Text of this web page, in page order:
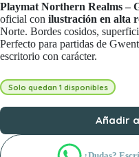
Playmat Northern Realms –
oficial con ilustración en alta
Norte. Bordes cosidos,
Perfecto para partidas de
escritorio con carácter.
Solo quedan 1 disponibles
Añadir